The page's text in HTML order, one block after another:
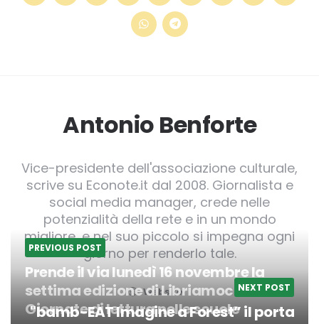
Antonio Benforte
Vice-presidente dell'associazione culturale,
scrive su Econote.it dal 2008. Giornalista e
social media manager, crede nelle
potenzialità della rete e in un mondo
migliore, e nel suo piccolo si impegna ogni
giorno per renderlo tale.
Website
PREVIOUS POST
Prende il via lunedì 16 novembre la
settima edizione di Libriamoci.
Giornate di lettura nelle scuole
NEXT POST
"bamb-EAT Imagine a Forest” il porta